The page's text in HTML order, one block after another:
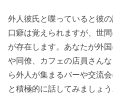
外人彼氏と喋っていると彼
口癖は覚えられますが、世
が存在します。あなたが外
や同僚、カフェの店員さん
ら外人が集まるバーや交流
と積極的に話してみましょう